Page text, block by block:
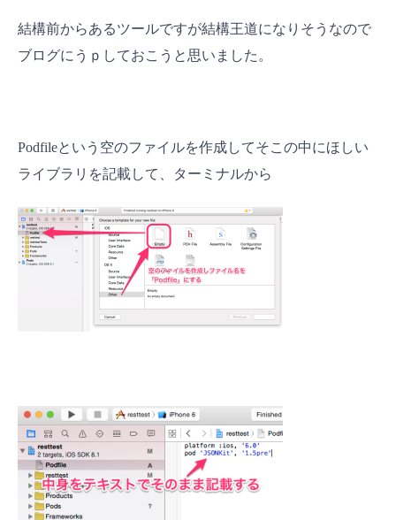
結構前からあるツールですが結構王道になりそうなので
ブログにうｐしておこうと思いました。
Podfileという空のファイルを作成してそこの中にほしい
ライブラリを記載して、ターミナルから